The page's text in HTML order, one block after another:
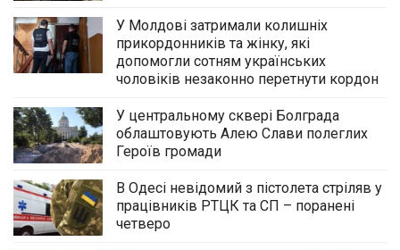
У Молдові затримали колишніх
прикордонників та жінку, які
допомогли сотням українських
чоловіків незаконно перетнути кордон
У центральному сквері Болграда
облаштовують Алею Слави полеглих
Героїв громади
В Одесі невідомий з пістолета стріляв у
працівників РТЦК та СП – поранені
четверо